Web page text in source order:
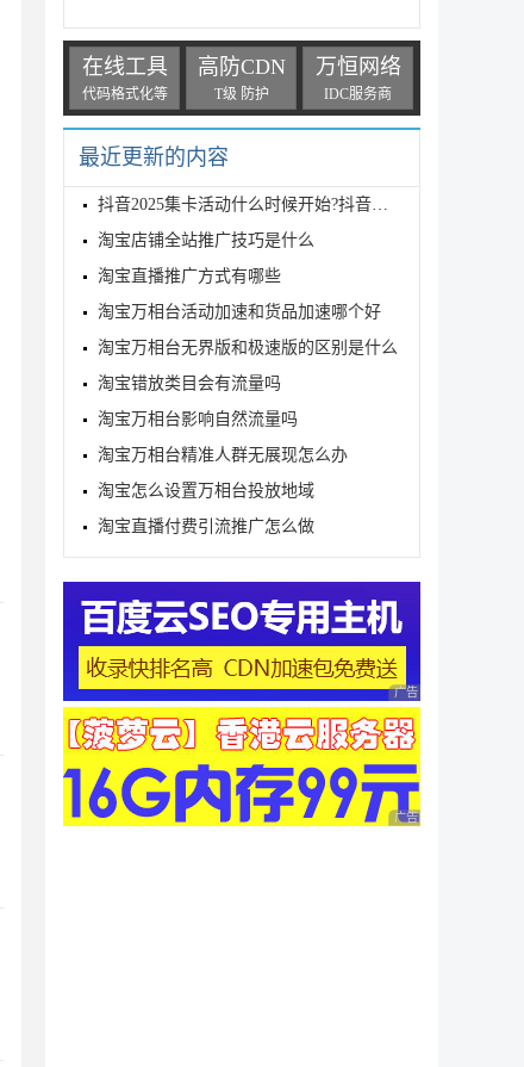
在线工具
代码格式化等
高防CDN
T级 防护
万恒网络
IDC服务商
最近更新的内容
抖音2025集卡活动什么时候开始?抖音集卡活动规则介绍
淘宝店铺全站推广技巧是什么
淘宝直播推广方式有哪些
淘宝万相台活动加速和货品加速哪个好
淘宝万相台无界版和极速版的区别是什么
淘宝错放类目会有流量吗
淘宝万相台影响自然流量吗
淘宝万相台精准人群无展现怎么办
淘宝怎么设置万相台投放地域
淘宝直播付费引流推广怎么做
广告 商业广告，理性
广告 商业广告，理性